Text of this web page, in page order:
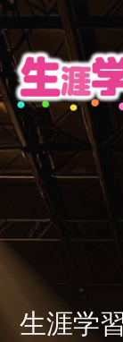
生涯学